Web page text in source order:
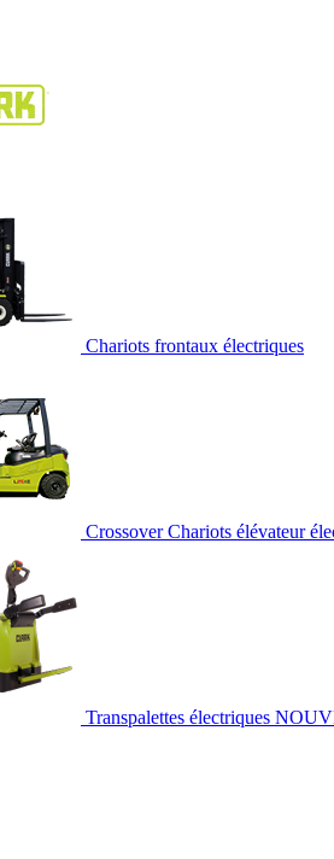
Chariots frontaux électriques
Crossover Chariots élévateur
Transpalettes électriques